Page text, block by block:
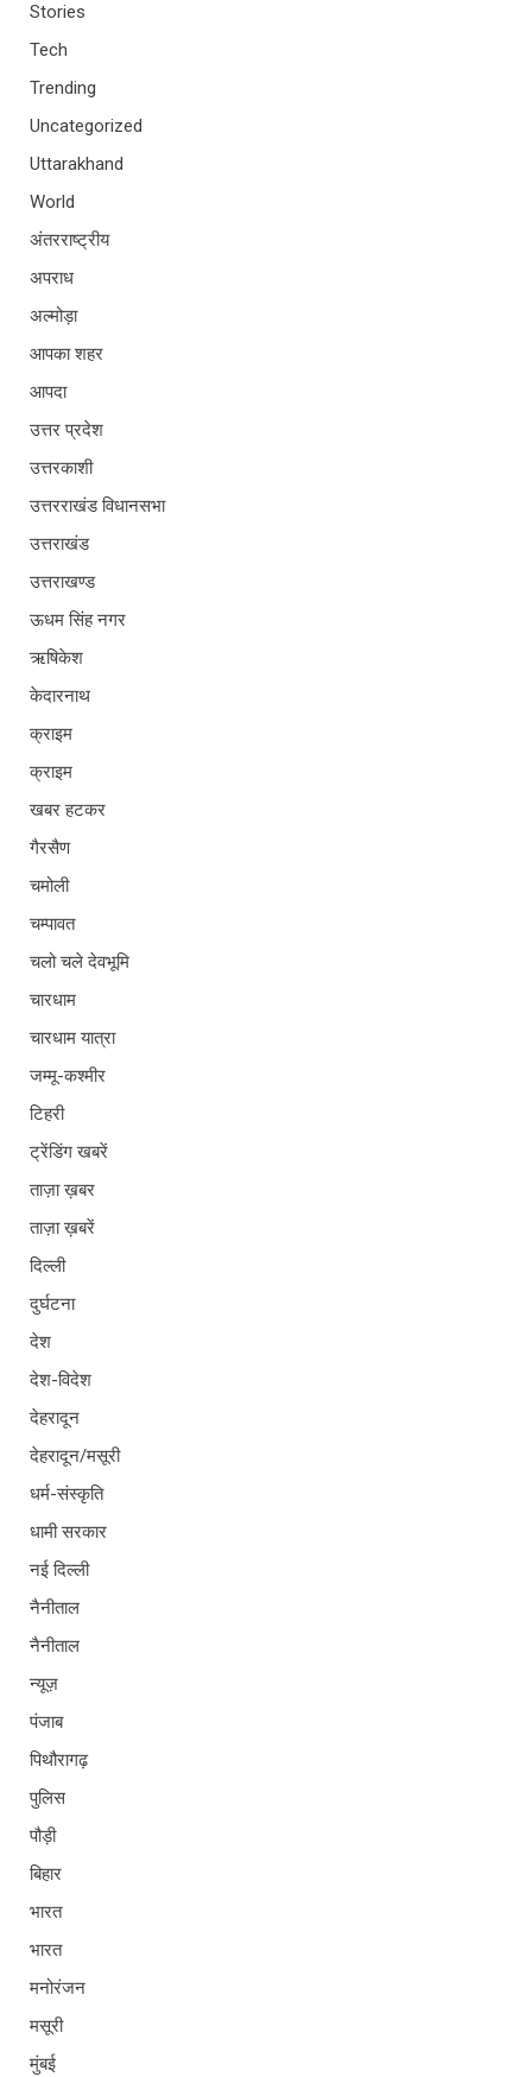
Stories
Tech
Trending
Uncategorized
Uttarakhand
World
अंतरराष्ट्रीय
अपराध
अल्मोड़ा
आपका शहर
आपदा
उत्तर प्रदेश
उत्तरकाशी
उत्तरराखंड विधानसभा
उत्तराखंड
उत्तराखण्ड
ऊधम सिंह नगर
ऋषिकेश
केदारनाथ
क्राइम
क्राइम
खबर हटकर
गैरसैण
चमोली
चम्पावत
चलो चले देवभूमि
चारधाम
चारधाम यात्रा
जम्मू-कश्मीर
टिहरी
ट्रेंडिंग खबरें
ताज़ा ख़बर
ताज़ा ख़बरें
दिल्ली
दुर्घटना
देश
देश-विदेश
देहरादून
देहरादून/मसूरी
धर्म-संस्कृति
धामी सरकार
नई दिल्ली
नैनीताल
नैनीताल
न्यूज़
पंजाब
पिथौरागढ़
पुलिस
पौड़ी
बिहार
भारत
भारत
मनोरंजन
मसूरी
मुंबई